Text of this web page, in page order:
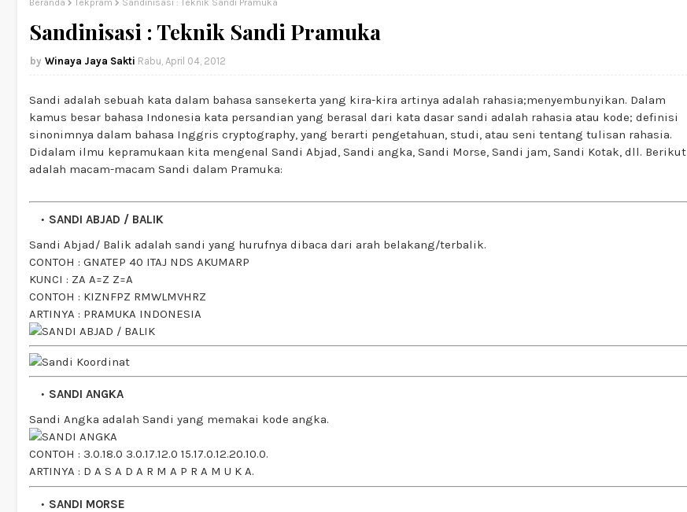
Beranda Tekpram Sandinisasi : Teknik Sandi Pramuka
Sandinisasi : Teknik Sandi Pramuka
Winaya Jaya Sakti Rabu, April 04, 2012
Sandi adalah sebuah kata dalam bahasa sansekerta yang kira-kira artinya adalah rahasia;menyembunyikan. Dalam
kamus besar bahasa Indonesia kata persandian yang berasal dari kata dasar sandi adalah rahasia atau kode; definisi
sinonimnya dalam bahasa Inggris cryptography, yang berarti pengetahuan, studi, atau seni tentang tulisan rahasia.
Didalam ilmu kepramukaan kita mengenal Sandi Abjad, Sandi angka, Sandi Morse, Sandi jam, Sandi Kotak, dll. Berikut
adalah macam-macam Sandi dalam Pramuka:
SANDI ABJAD / BALIK
Sandi Abjad/ Balik adalah sandi yang hurufnya dibaca dari arah belakang/terbalik.
CONTOH : GNATEP 40 ITAJ NDS AKUMARP
KUNCI : ZA A=Z Z=A
CONTOH : KIZNFPZ RMWLMVHRZ
ARTINYA : PRAMUKA INDONESIA
SANDI ANGKA
Sandi Angka adalah Sandi yang memakai kode angka.
CONTOH : 3.0.18.0 3.0.17.12.0 15.17.0.12.20.10.0.
ARTINYA : D A S A D A R M A P R A M U K A.
SANDI MORSE